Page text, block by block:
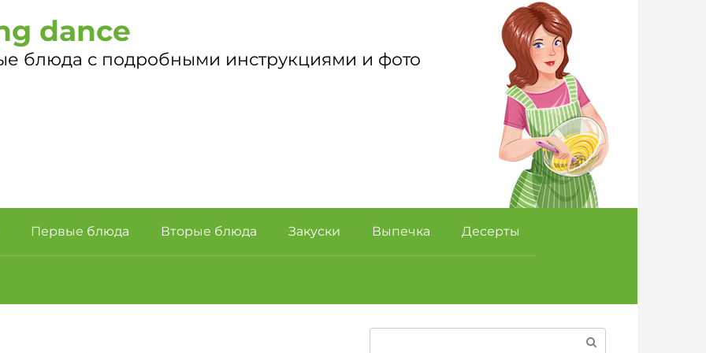
dance
блюда с подробными инструкциями и фото
Первые блюда Вторые блюда Закуски Выпечка Десерты